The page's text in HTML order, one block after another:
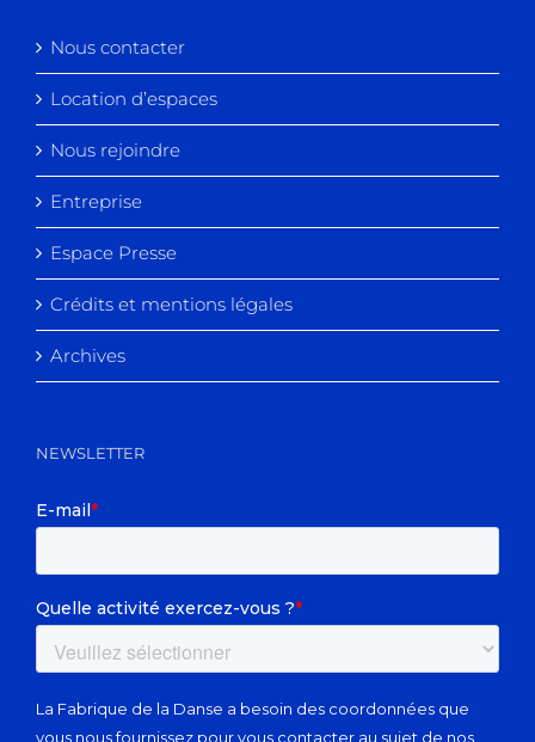
Nous contacter
Location d’espaces
Nous rejoindre
Entreprise
Espace Presse
Crédits et mentions légales
Archives
NEWSLETTER